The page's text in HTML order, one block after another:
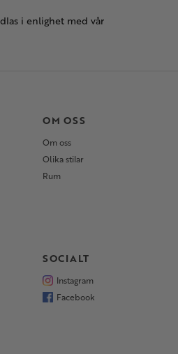
i enlighet med vår
OM OSS
Om oss
Olika stilar
Rum
SOCIALT
Instagram
Facebook